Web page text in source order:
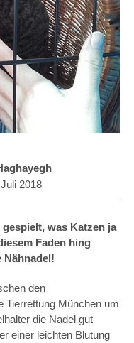
Juli 2018
was Katzen ja
Faden hing
Nähnadel!
den
Tierrettung München um
die Nadel gut
einer leichten Blutung